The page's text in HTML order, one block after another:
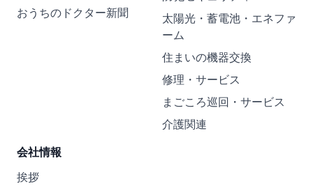
おうちのドクター新聞
太陽光・蓄電池・エネファ
ーム
住まいの機器交換
修理・サービス
まごころ巡回・サービス
介護関連
会社情報
挨拶